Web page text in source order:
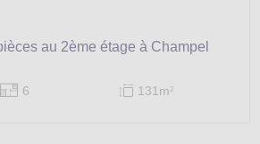
au 2ème étage à Champel
6 131m2